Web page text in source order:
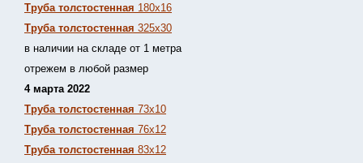
Труба толстостенная 180х16
Труба толстостенная 325х30
в наличии на складе от 1 метра
отрежем в любой размер
4 марта 2022
Труба толстостенная 73х10
Труба толстостенная 76х12
Труба толстостенная 83х12